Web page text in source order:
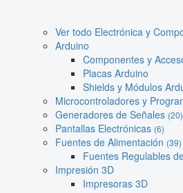
Ver todo Electrónica y
Arduino
Componentes y
Placas Arduino
Shields y Módulos
Microcontroladores y
Generadores de Señales (20)
Pantallas Electrónicas (6)
Fuentes de Alimentación (39)
Fuentes Regulables
Impresión 3D
Impresoras 3D